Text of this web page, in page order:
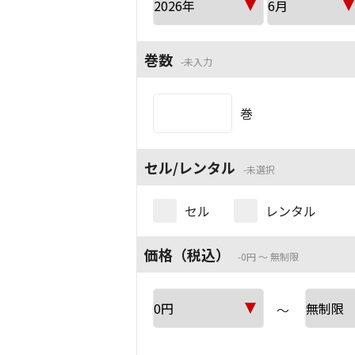
巻数 未入力
巻
セル/レンタル 未選択
セル レンタル
価格（税込） 0円 ～ 無制限
～